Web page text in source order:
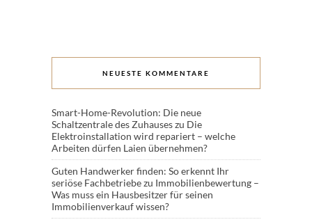
NEUESTE KOMMENTARE
Smart-Home-Revolution: Die neue
Schaltzentrale des Zuhauseszu Die
Elektroinstallation wird repariert – welche
Arbeiten dürfen Laien übernehmen?
Guten Handwerker finden: So erkennt Ihr
seriöse Fachbetriebezu Immobilienbewertung –
Was muss ein Hausbesitzer für seinen
Immobilienverkauf wissen?